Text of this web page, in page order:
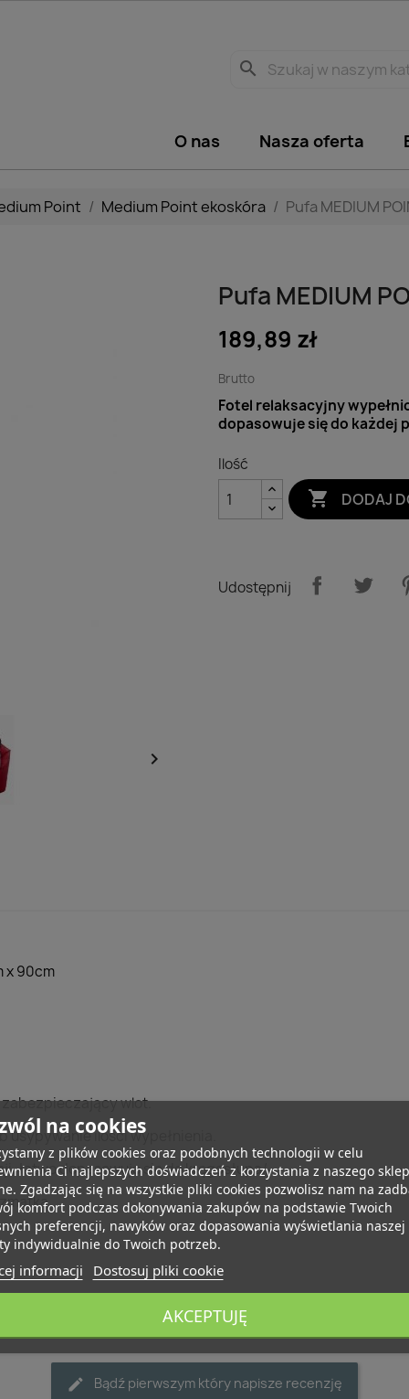
search
O nas Nasza oferta
Point Medium Point ekoskóra Pufa MEDIUM

Pufa MEDIUM
189,89 zł
Brutto
Fotel relaksacyjny
dopasowuje się do każdej
Ilość
 DODAJ
Udostępnij
x 90cm
wlot.
ilości wypełnienia.
łatwo dopasowuje się do kręgosłupa/
Bądź pierwszym który napisze recenzję
na cookies
z plików cookies oraz podobnych technologii w celu
Ci najlepszych doświadczeń z korzystania z naszego
Zgadzając się na wszystkie pliki cookies pozwolisz nam na
komfort podczas dokonywania zakupów na podstawie Twoich
preferencji, nawyków oraz dopasowania wyświetlania naszej
indywidualnie do Twoich potrzeb.
informacji Dostosuj pliki cookie
AKCEPTUJĘ